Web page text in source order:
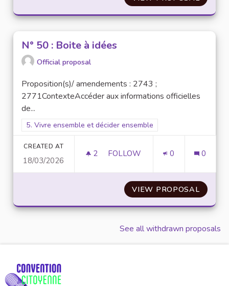
N° 50 : Boite à idées
Official proposal
Proposition(s)/ amendements : 2743 ;
2771ContexteAccéder aux informations officielles
de...
Filter results for scope: 5. Vivre ensemble et décider
5. Vivre ensemble et décider ensemble
CREATED AT
18/03/2026
2 2 FOLLOWERS
FOLLOW 0 0
VIEW PROPOSALN° 50 :
See all withdrawn proposals